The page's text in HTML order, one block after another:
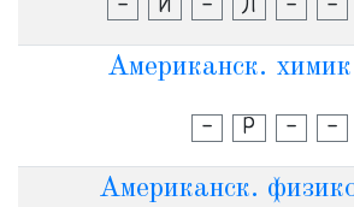
- И - Л - -
Американск.
- Р - -
Американск.